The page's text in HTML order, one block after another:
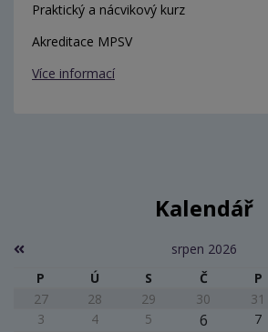
Praktický a nácvikový kurz
Akreditace MPSV
Více informací
Kalendář
srpen 2026
P
Ú S Č P
27
28 29 30 31
3
4 5 6 7